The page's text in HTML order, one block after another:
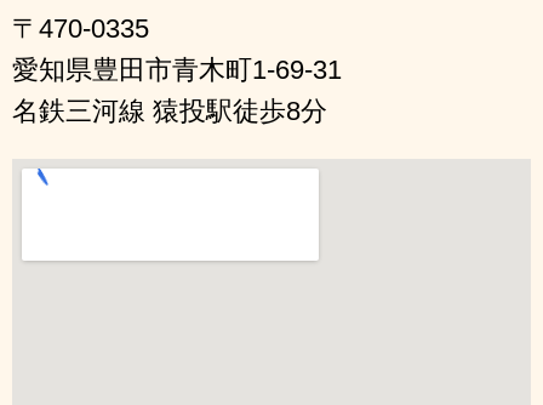
〒470-0335
愛知県豊田市青木町1-69-31
名鉄三河線 猿投駅徒歩8分